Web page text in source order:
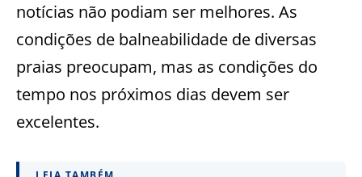
notícias não podiam ser melhores. As
condições de balneabilidade de diversas
praias preocupam, mas as condições do
tempo nos próximos dias devem ser
excelentes.